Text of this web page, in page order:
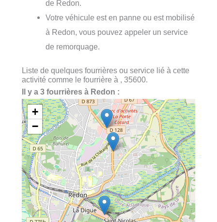
de Redon.
Votre véhicule est en panne ou est mobilisé
à Redon, vous pouvez appeler un service
de remorquage.
Liste de quelques fourrières ou service lié à cette
activité comme le fourrière à , 35600.
Il y a 3 fourrières à Redon :
+
−